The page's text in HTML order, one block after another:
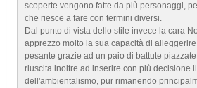
scoperte vengono fatte da più personaggi,
che riesce a fare con termini diversi.
Dal punto di vista dello stile invece la cara
apprezzo molto la sua capacità di
pesante grazie ad un paio di battute
riuscita inoltre ad inserire con più decisione
dell'ambientalismo, pur rimanendo